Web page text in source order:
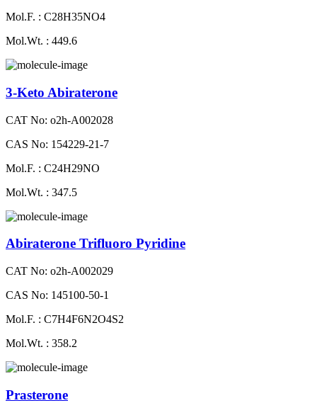
Mol.F. : C28H35NO4
Mol.Wt. : 449.6
3-Keto Abiraterone
CAT No: o2h-A002028
CAS No: 154229-21-7
Mol.F. : C24H29NO
Mol.Wt. : 347.5
Abiraterone Trifluoro Pyridine
CAT No: o2h-A002029
CAS No: 145100-50-1
Mol.F. : C7H4F6N2O4S2
Mol.Wt. : 358.2
Prasterone